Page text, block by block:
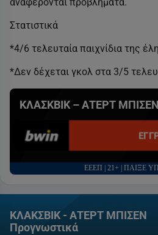
Στατιστικά
*4/6 τελευταία παιχνίδια της
*Δεν δέχεται γκολ στα 3/5
ΚΛΑΣΚΒΙΚ – ΑΤΕΡΤ
ΕΕΕΠ | 21+ | ΠΑΙΞΕ
ΚΛΑΚΣΒΙΚ - ΑΤΕΡΤ ΜΠΙΣΕΝ
Προγνωστικά